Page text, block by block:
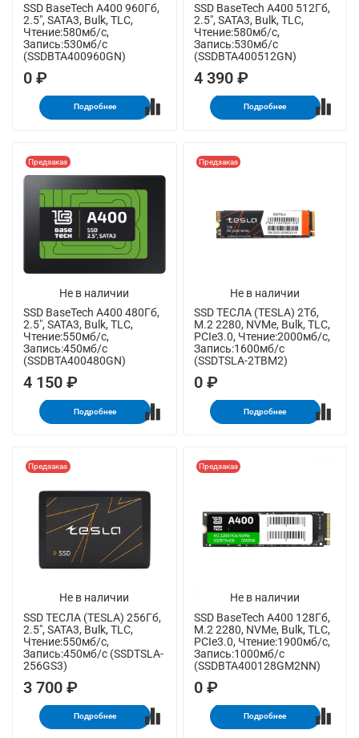
SSD BaseTech A400 960Гб,
2.5", SATA3, Bulk, TLC,
Чтение:580мб/с,
Запись:530мб/с
(SSDBTA400960GN)
0 ₽
Подробнее
SSD BaseTech A400 512Гб,
2.5", SATA3, Bulk, TLC,
Чтение:580мб/с,
Запись:530мб/с
(SSDBTA400512GN)
4 390 ₽
Подробнее
Не в наличии
Предзаказ
SSD BaseTech A400 480Гб,
2.5", SATA3, Bulk, TLC,
Чтение:550мб/с,
Запись:450мб/с
(SSDBTA400480GN)
4 150 ₽
Подробнее
Не в наличии
Предзаказ
SSD ТЕСЛА (TESLA) 2Тб,
M.2 2280, NVMe, Bulk, TLC,
PCIe3.0, Чтение:2000мб/с,
Запись:1600мб/с
(SSDTSLA-2TBM2)
0 ₽
Подробнее
Не в наличии
Предзаказ
SSD ТЕСЛА (TESLA) 256Гб,
2.5", SATA3, Bulk, TLC,
Чтение:550мб/с,
Запись:450мб/с (SSDTSLA-
256GS3)
3 700 ₽
Подробнее
Не в наличии
Предзаказ
SSD BaseTech A400 128Гб,
M.2 2280, NVMe, Bulk, TLC,
PCIe3.0, Чтение:1900мб/с,
Запись:1000мб/с
(SSDBTA400128GM2NN)
0 ₽
Подробнее